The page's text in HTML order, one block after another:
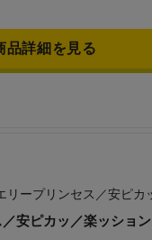
品詳細を見る
安ピカッ／楽ッション